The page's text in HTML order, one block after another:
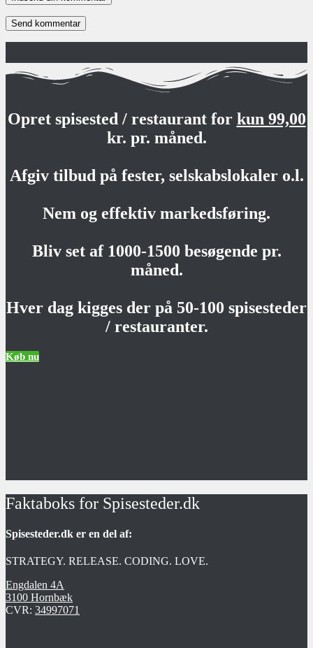
Opret spisested / restaurant for kun 99,00
kr. pr. måned.
Afgiv tilbud på fester, selskabslokaler o.l.
Nem og effektiv markedsføring.
Bliv set af 1000-1500 besøgende pr.
måned.
Hver dag kigges der på 50-100 spisesteder
/ restauranter.
Køb nu
Faktaboks for Spisesteder.dk
Spisesteder.dk er en del af:
STRATEGY. RELEASE. CODING. LOVE.
Engdalen 4A
3100 Hornbæk
CVR: 34997071